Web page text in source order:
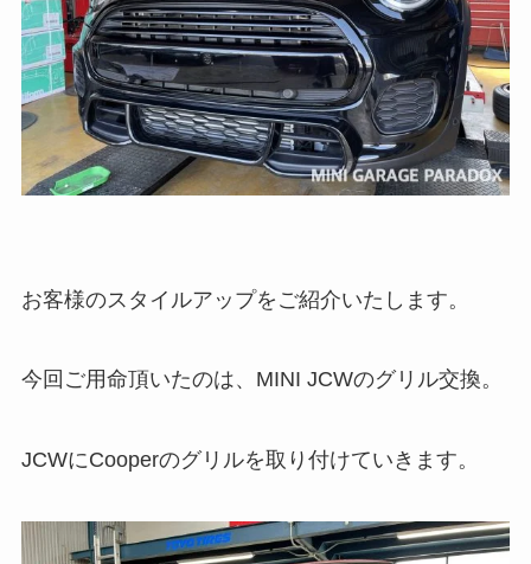
お客様のスタイルアップをご紹介いたします。
今回ご用命頂いたのは、MINI JCWのグリル交換。
JCWにCooperのグリルを取り付けていきます。